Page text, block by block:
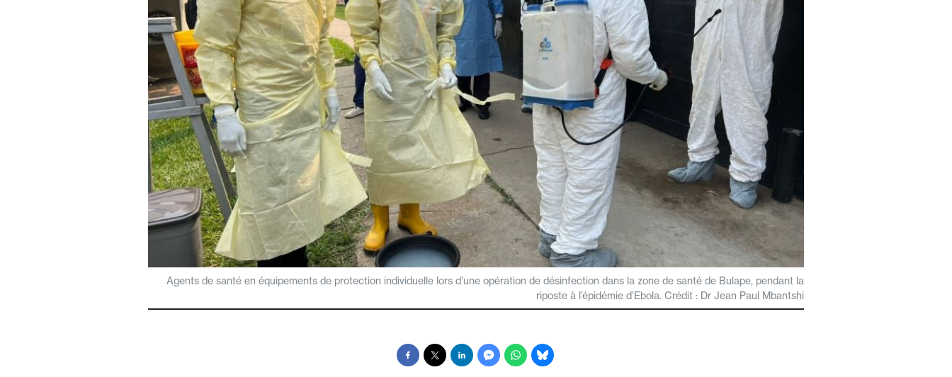
Agents de santé en équipements de protection individuelle lors d’une opération de désinfection dans la zone de santé de Bulape, pendant la
riposte à l’épidémie d’Ebola. Crédit : Dr Jean Paul Mbantshi